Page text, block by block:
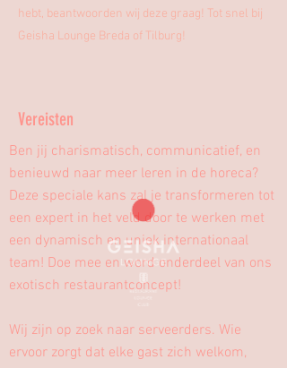
hebt, beantwoorden wij deze graag! Tot snel bij
Geisha Lounge Breda of Tilburg!
Vereisten
Ben jij charismatisch, communicatief, en
benieuwd naar meer leren in de horeca?
Deze speciale kans zal je transformeren tot
een expert in het veld door te werken met
een dynamisch en uniek internationaal
team! Doe mee en word onderdeel van ons
exotisch restaurantconcept!
Wij zijn op zoek naar serveerders. Wie
ervoor zorgt dat elke gast zich welkom,